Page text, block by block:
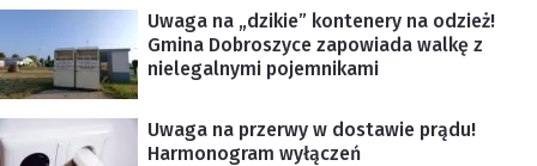
Uwaga na „dzikie” kontenery na odzież!
Gmina Dobroszyce zapowiada walkę z
nielegalnymi pojemnikami
Uwaga na przerwy w dostawie prądu!
Harmonogram wyłączeń